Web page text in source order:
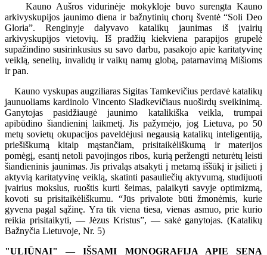
Kauno Aušros vidurinėje mokykloje buvo surengta Kauno
arkivyskupijos jaunimo diena ir bažnytinių chorų šventė “Soli Deo
Gloria”. Renginyje dalyvavo katalikų jaunimas iš įvairių
arkivyskupijos vietovių. Iš pradžių kiekviena parapijos grupelė
supažindino susirinkusius su savo darbu, pasakojo apie karitatyvinę
veiklą, senelių, invalidų ir vaikų namų globą, patarnavimą Mišioms
ir pan.
Kauno vyskupas augziliaras Sigitas Tamkevičius perdavė katalikų
jaunuoliams kardinolo Vincento Sladkevičiaus nuoširdų sveikinimą.
Ganytojas pasidžiaugė jaunimo katalikiška veikla, trumpai
apibūdino šiandieninį laikmetį. Jis pažymėjo, jog Lietuva, po 50
metų sovietų okupacijos paveldėjusi negausią katalikų inteligentiją,
priešiškumą kitaip mąstančiam, prisitaikėliškumą ir materijos
pomėgį, esantį netoli pavojingos ribos, kurią peržengti neturėtų leisti
šiandieninis jaunimas. Jis privaląs atsakyti į metamą iššūkį ir įsilieti į
aktyvią karitatyvinę veiklą, skatinti pasauliečių aktyvumą, studijuoti
įvairius mokslus, ruoštis kurti šeimas, palaikyti savyje optimizmą,
kovoti su prisitaikėliškumu. “Jūs privalote būti žmonėmis, kurie
gyvena pagal sąžinę. Yra tik viena tiesa, vienas asmuo, prie kurio
reikia prisitaikyti, — Jėzus Kristus”, — sakė ganytojas. (Katalikų
Bažnyčia Lietuvoje, Nr. 5)
"ULIŪNAI" — IŠSAMI MONOGRAFIJA APIE SENĄ